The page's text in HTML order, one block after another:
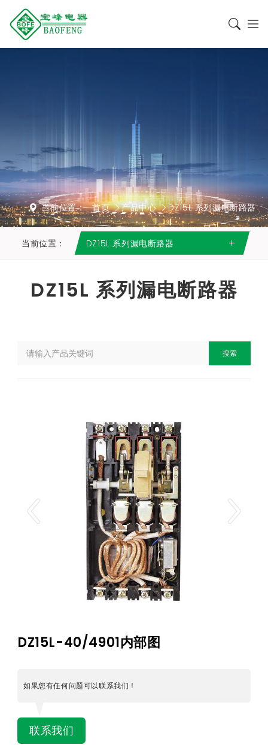
当前位置： 首页 产品中心 DZ15L 系列漏电断路器
当前位置： DZ15L 系列漏电断路器
DZ15L 系列漏电断路器
搜索
DZ15L-40/4901内部图
如果您有任何问题可以联系我们！
联系我们